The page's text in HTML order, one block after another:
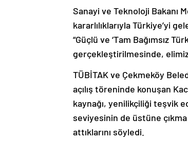
Sanayi ve Teknoloji Bakanı
kararlılıklarıyla Türkiye’yi
“Güçlü ve ‘Tam Bağımsız
gerçekleştirilmesinde,
TÜBİTAK ve Çekmeköy
açılış töreninde konuşan
kaynağı, yenilikçiliği teşvik
seviyesinin de üstüne
attıklarını söyledi.